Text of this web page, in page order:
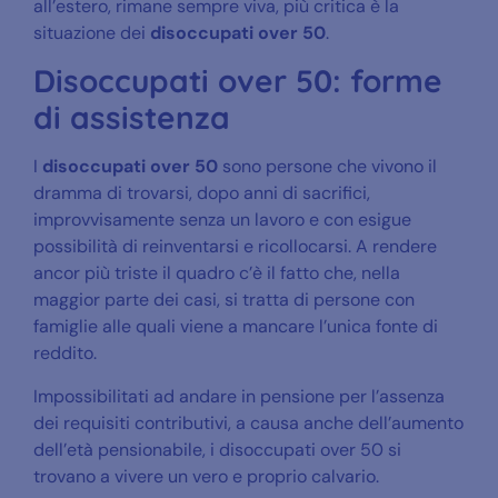
all’estero, rimane sempre viva, più critica è la
situazione dei disoccupati over 50.
Disoccupati over 50: forme
di assistenza
I disoccupati over 50 sono persone che vivono il
dramma di trovarsi, dopo anni di sacrifici,
improvvisamente senza un lavoro e con esigue
possibilità di reinventarsi e ricollocarsi. A rendere
ancor più triste il quadro c’è il fatto che, nella
maggior parte dei casi, si tratta di persone con
famiglie alle quali viene a mancare l’unica fonte di
reddito.
Impossibilitati ad andare in pensione per l’assenza
dei requisiti contributivi, a causa anche dell’aumento
dell’età pensionabile, i disoccupati over 50 si
trovano a vivere un vero e proprio calvario.